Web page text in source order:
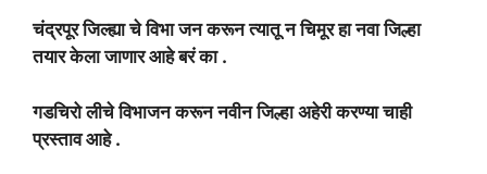
चंद्रपूर जिल्ह्या चे विभा जन करून त्यातू न चिमूर हा नवा जिल्हा
तयार केला जाणार आहे बरं का .
गडचिरो लीचे विभाजन करून नवीन जिल्हा अहेरी करण्या चाही
प्रस्ताव आहे .